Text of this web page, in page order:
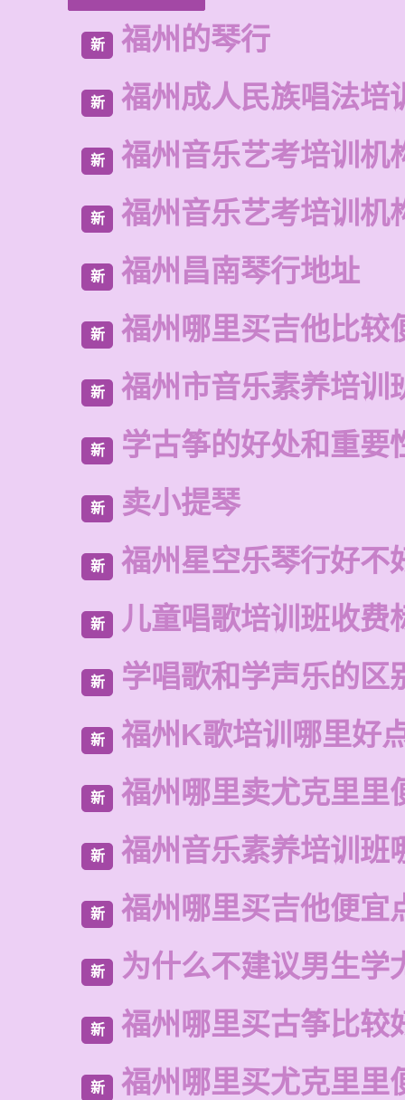
新 福州的琴行
新 福州成人民族唱法培
新 福州音乐艺考培训机
新 福州音乐艺考培训机
新 福州昌南琴行地址
新 福州哪里买吉他比较
新 福州市音乐素养培训
新 学古筝的好处和重要
新 卖小提琴
新 福州星空乐琴行好不
新 儿童唱歌培训班收费
新 学唱歌和学声乐的区
新 福州K歌培训哪里好
新 福州哪里卖尤克里里
新 福州音乐素养培训班
新 福州哪里买吉他便宜
新 为什么不建议男生学
新 福州哪里买古筝比较
新 福州哪里买尤克里里